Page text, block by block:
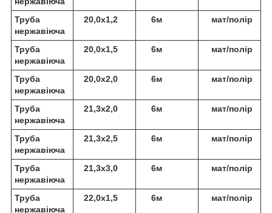
Труба
нержавіюча
20,0х1,2 6м мат/полір
Труба
нержавіюча
20,0х1,5 6м мат/полір
Труба
нержавіюча
20,0х2,0 6м мат/полір
Труба
нержавіюча
21,3х2,0 6м мат/полір
Труба
нержавіюча
21,3х2,5 6м мат/полір
Труба
нержавіюча
21,3х3,0 6м мат/полір
Труба
нержавіюча
22,0х1,5 6м мат/полір